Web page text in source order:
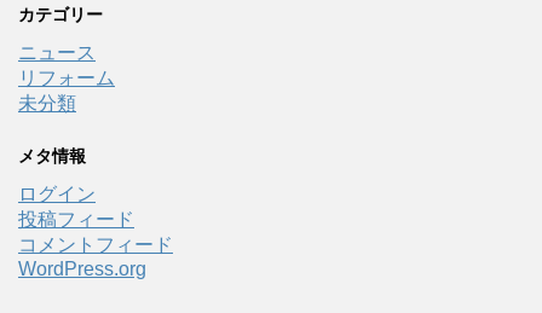
カテゴリー
ニュース
リフォーム
未分類
メタ情報
ログイン
投稿フィード
コメントフィード
WordPress.org